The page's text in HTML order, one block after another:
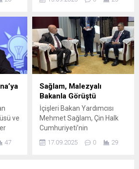
21
tarafından güvenlik
tespit edilip operasyonla
yakalandı. Sorgularında,
görüntülerdeki kişilerin
kendileri olmadığını öne
süren şüpheliler, tutuklandı.
Olay, 7 Eylül saat 20.00
sıralarında Yüreğir ilçesi
Koza Mahallesi’nde
meydana geldi. Yüzlerini
kaskla gizleyen...
ve
47
Sağlam, Malezyalı
Bakanla Görüştü
İçişleri Bakan Yardımcısı
Mehmet Sağlam, Çin Halk
Cumhuriyeti’nin
düzenlenen Kamu Güvenliği
17.09.2025 0 29